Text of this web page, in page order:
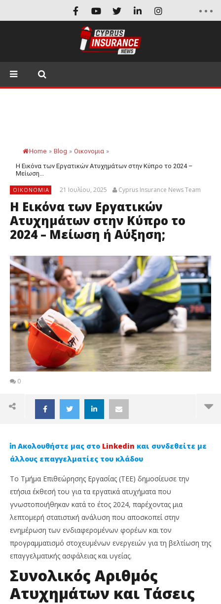
Home » Blog » Οικονομια »
Η Εικόνα των Εργατικών Ατυχημάτων στην Κύπρο το 2024 –
Μείωση...
ΟΙΚΟΝΟΜΙΑ 21 Ιουλίου, 2025 Cyprus Insurance News Team
Η Εικόνα των Εργατικών
Ατυχημάτων στην Κύπρο το
2024 – Μείωση ή Αύξηση;
0
NOW VIEWING
Η Εικόνα των Εργατικών Ατυχημάτων στην Κύπρο
το 2024 – Μείωση ή Αύξηση;
Ακολουθήστε μας στο Linkedin και συνδεθείτε με
άλλους επαγγελματίες του κλάδου
Το Τμήμα Επιθεώρησης Εργασίας (ΤΕΕ) δημοσίευσε την
ετήσια έκθεσή του για τα εργατικά ατυχήματα που
γνωστοποιήθηκαν κατά το έτος 2024, παρέχοντας μια
λεπτομερή στατιστική ανάλυση που αποσκοπεί στην
ενημέρωση των ενδιαφερομένων φορέων και τον
προγραμματισμό στοχευμένων ενεργειών για τη βελτίωση της
επαγγελματικής ασφάλειας και υγείας.
Συνολικός Αριθμός
Ατυχημάτων και Τάσεις